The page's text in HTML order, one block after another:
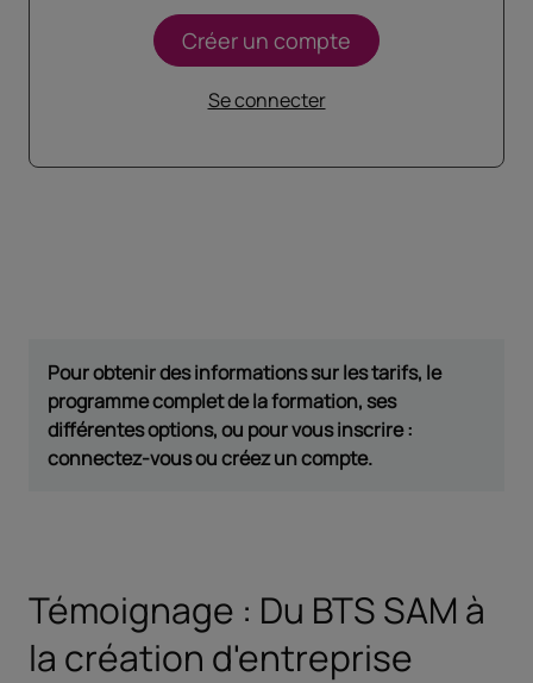
Créer un compte
Se connecter
Pour obtenir des informations sur les tarifs, le
programme complet de la formation, ses
différentes options, ou pour vous inscrire :
connectez-vous ou créez un compte.
Témoignage : Du BTS SAM à
la création d'entreprise